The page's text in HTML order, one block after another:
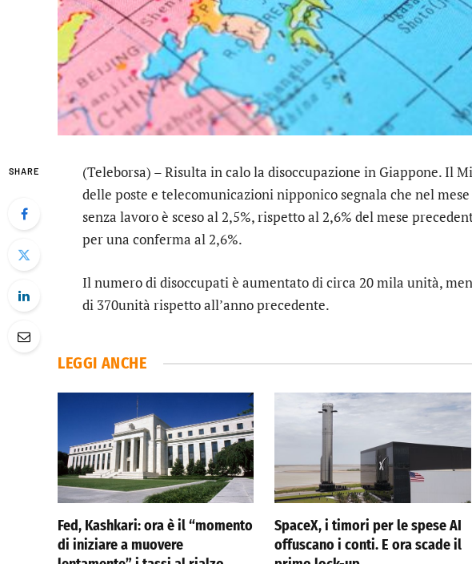
SHARE
(Teleborsa) – Risulta in calo la disoccupazione in Giappone. Il
delle poste e telecomunicazioni nipponico segnala che nel
senza lavoro è sceso al 2,5%, rispetto al 2,6% del mese
per una conferma al 2,6%.
Il numero di disoccupati è aumentato di circa 20 mila unità,
di 370unità rispetto all’anno precedente.
LEGGI ANCHE
Fed, Kashkari: ora è il “momento
di iniziare a muovere
SpaceX, i timori per le spese AI
offuscano i conti. E ora scade il